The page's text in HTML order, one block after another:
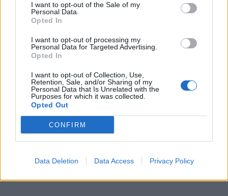
I want to opt-out of the Sale of my
Personal Data.
Opted In
I want to opt-out of processing my
Personal Data for Targeted Advertising.
Opted In
I want to opt-out of Collection, Use,
Retention, Sale, and/or Sharing of my
Personal Data that Is Unrelated with the
Purposes for which it was collected.
Opted Out
CONFIRM
Data Deletion Data Access Privacy Policy
Sutinku su taisyklėmis
reCAPTCHA and the Google